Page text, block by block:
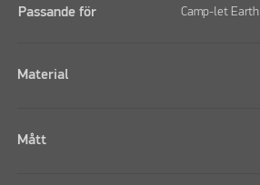
Passande för Camp-let Earth
Material
Mått